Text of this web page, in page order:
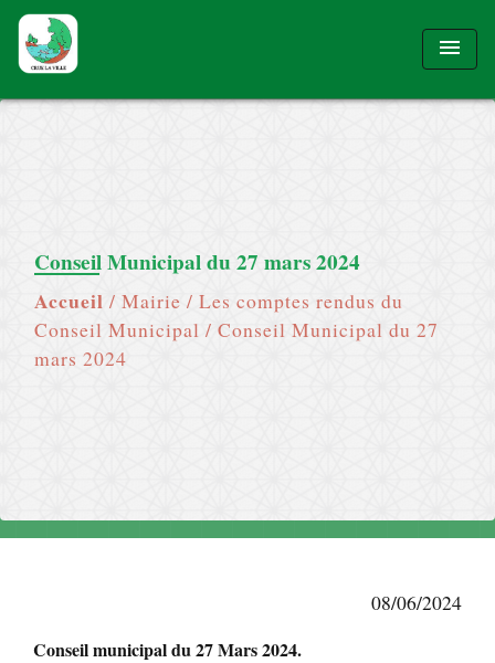
menu
Conseil Municipal du 27 mars 2024
Accueil / Mairie / Les comptes rendus du
Conseil Municipal / Conseil Municipal du 27
mars 2024
08/06/2024
Conseil municipal du 27 Mars 2024.